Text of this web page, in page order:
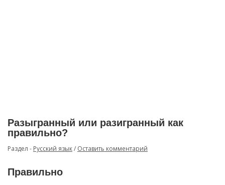
Разыгранный или разигранный как
правильно?
Раздел - Русский язык/ Оставить комментарий
Правильно